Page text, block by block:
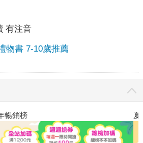
有注音
物書 7-10歲推薦